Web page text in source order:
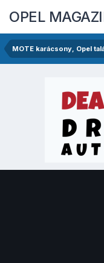
OPEL
MOTE karácsony, Opel